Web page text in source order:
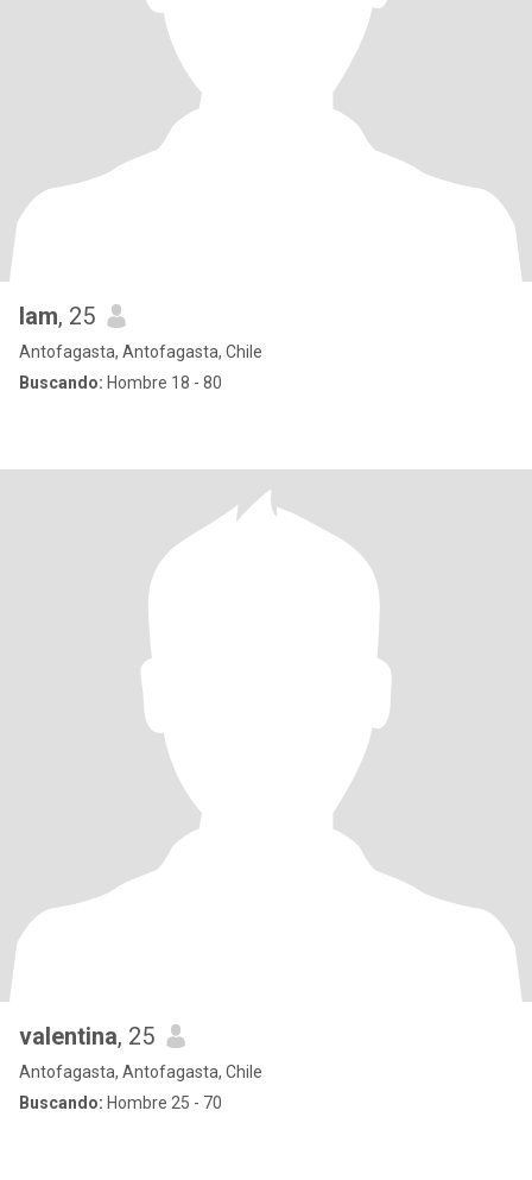
Iam, 25
Antofagasta, Antofagasta, Chile
Buscando: Hombre 18 - 80
valentina, 25
Antofagasta, Antofagasta, Chile
Buscando: Hombre 25 - 70